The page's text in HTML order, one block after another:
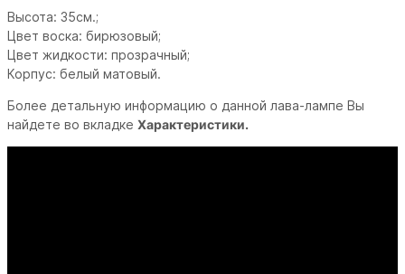
Высота: 35см.;
Цвет воска: бирюзовый;
Цвет жидкости: прозрачный;
Корпус: белый матовый.
Более детальную информацию о данной лава-лампе Вы
найдете во вкладке Характеристики.